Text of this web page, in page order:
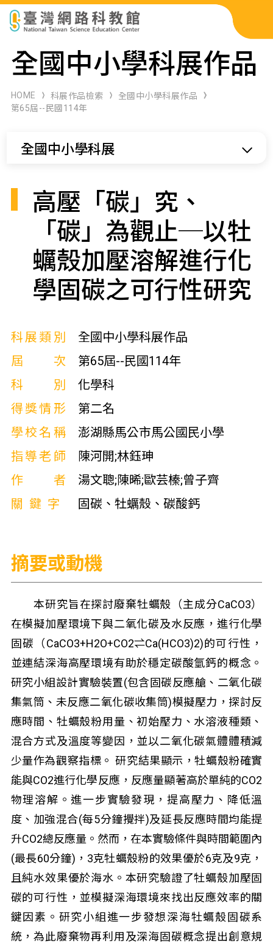
科展作品檢索
科學研習月刊
全國中小學科展作品
HOME 科展作品檢索
全國中小學科展作品
第65屆--民國114年
全國中小學科展
高壓「碳」究、
「碳」為觀止─以牡
蠣殼加壓溶解進行化
學固碳之可行性研究
科展類別
全國中小學科展作品
屆次
第65屆--民國114年
科別
化學科
得獎情形
第二名
學校名稱
澎湖縣馬公市馬公國民小學
指導老師
陳河開;林鈺珅
作者
湯文聰;陳晞;歐芸榛;曾子齊
關鍵字
固碳、牡蠣殼、碳酸鈣
摘要或動機
本研究旨在探討廢棄牡蠣殼（主成分CaCO3）
在模擬加壓環境下與二氧化碳及水反應，進行化學
固碳（CaCO3+H2O+CO2⇌Ca(HCO3)2)的可行性，
並連結深海高壓環境有助於穩定碳酸氫鈣的概念。
研究小組設計實驗裝置(包含固碳反應艙、二氧化碳
集氣筒、未反應二氧化碳收集筒)模擬壓力，探討反
應時間、牡蠣殼粉用量、初始壓力、水溶液種類、
混合方式及溫度等變因，並以二氧化碳氣體體積減
少量作為觀察指標。 研究結果顯示，牡蠣殼粉確實
能與CO2進行化學反應，反應量顯著高於單純的CO2
物理溶解。進一步實驗發現，提高壓力、降低溫
度、加強混合(每5分鐘攪拌)及延長反應時間均能提
升CO2總反應量。然而，在本實驗條件與時間範圍內
(最長60分鐘)，3克牡蠣殼粉的效果優於6克及9克，
且純水效果優於海水。本研究驗證了牡蠣殼加壓固
碳的可行性，並模擬深海環境來找出反應效率的關
鍵因素。研究小組進一步發想深海牡蠣殼固碳系
統，為此廢棄物再利用及深海固碳概念提出創意規